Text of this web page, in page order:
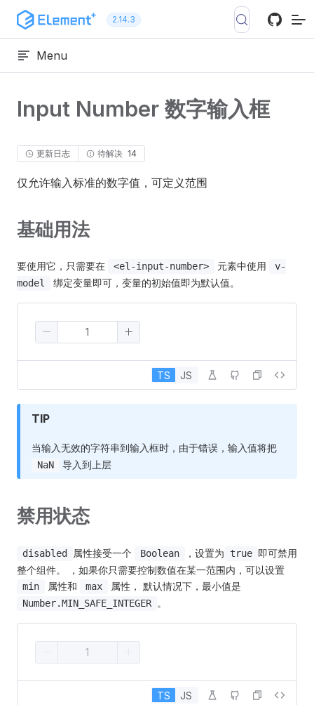
跳转到内容 2.14.3
Menu
Input Number 数字输入框
更新日志 待解决 14
仅允许输入标准的数字值，可定义范围
基础用法
要使用它，只需要在 <el-input-number> 元素中使用
v-
model
绑定变量即可，变量的初始值即为默认值。
TS JS
TIP
当输入无效的字符串到输入框时，由于错误，输入值将把
NaN 导入到上层
禁用状态
disabled 属性接受一个 Boolean ，设置为 true 即可禁用
整个组件。 ，如果你只需要控制数值在某一范围内，可以设置
min 属性和 max 属性， 默认情况下，最小值是
Number.MIN_SAFE_INTEGER 。
TS JS